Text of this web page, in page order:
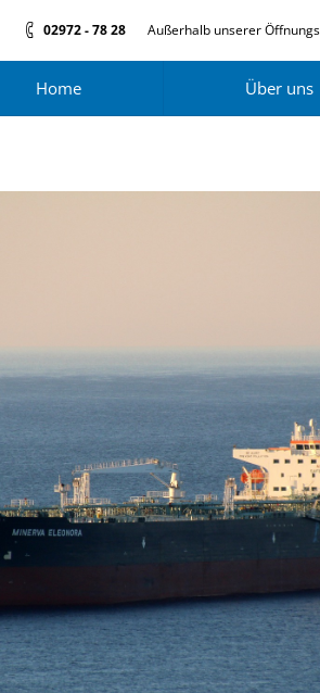
02972 - 78 28 Außerhalb unserer
Home Über uns